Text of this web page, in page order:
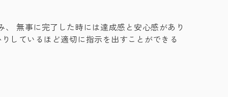
無事に完了した時には達成感と安心感があり
しているほど適切に指示を出すことができる